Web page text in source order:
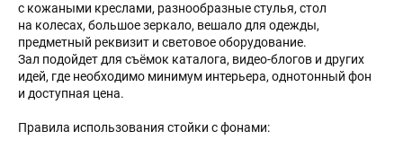
с кожаными креслами, разнообразные стулья, стол
на колесах, большое зеркало, вешало для одежды,
предметный реквизит и световое оборудование.
Зал подойдет для съёмок каталога, видео-блогов и других
идей, где необходимо минимум интерьера, однотонный фон
и доступная цена.
Правила использования стойки с фонами: